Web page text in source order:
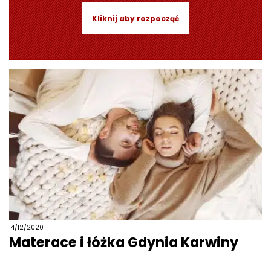
Kliknij aby rozpocząć
14/12/2020
Materace i łóżka Gdynia Karwiny